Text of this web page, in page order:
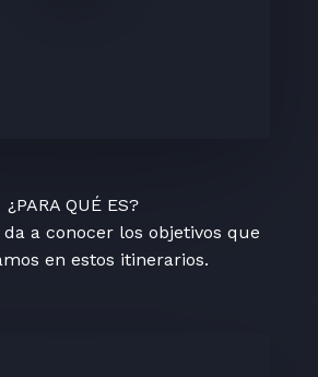
¿PARA QUÉ ES?
a conocer los objetivos que
en estos itinerarios.